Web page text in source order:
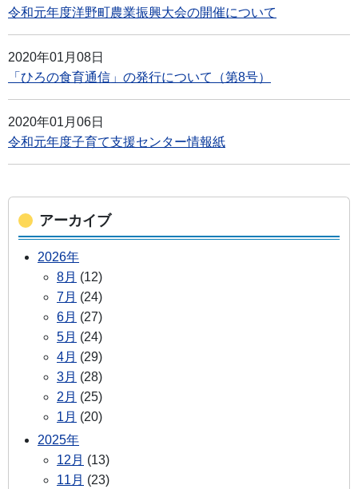
令和元年度洋野町農業振興大会の開催について
2020年01月08日
「ひろの食育通信」の発行について（第8号）
2020年01月06日
令和元年度子育て支援センター情報紙
アーカイブ
2026年
8月 (12)
7月 (24)
6月 (27)
5月 (24)
4月 (29)
3月 (28)
2月 (25)
1月 (20)
2025年
12月 (13)
11月 (23)